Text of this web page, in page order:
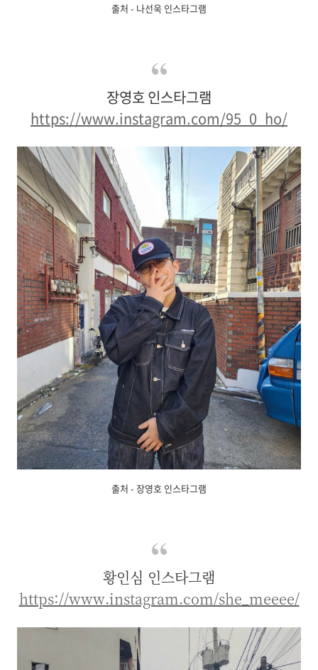
출처 - 나선욱 인스타그램
장영호 인스타그램
https://www.instagram.com/95_0_ho/
출처 - 장영호 인스타그램
황인심 인스타그램
https://www.instagram.com/she_meeee/